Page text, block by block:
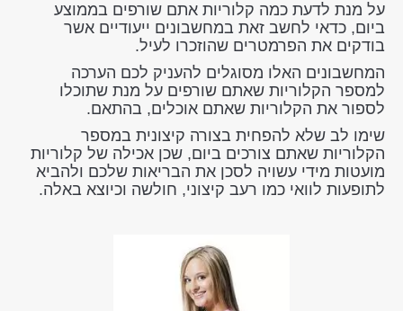
על מנת לדעת כמה קלוריות אתם שורפים בממוצע
ביום, כדאי לחשב זאת במחשבונים ייעודיים אשר
בודקים את הפרמטרים שהוזכרו לעיל.
המחשבונים האלו מסוגלים להעניק לכם הערכה
למספר הקלוריות שאתם שורפים על מנת שתוכלו
לספור את הקלוריות שאתם אוכלים, בהתאם.
שימו לב שלא להפחית בצורה קיצונית במספר
הקלוריות שאתם צורכים ביום, שכן אכילה של קלוריות
מועטות מידי עשויה לסכן את הבריאות שלכם ולהביא
לתופעות לוואי כמו רעב קיצוני, חולשה וכיוצא באלה.